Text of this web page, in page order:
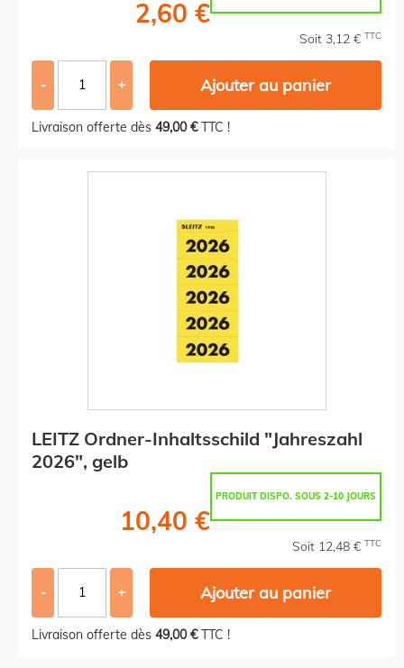
2,60 €
Soit 3,12 € TTC
- + Ajouter au panier
Livraison offerte dès 49,00 €TTC !
LEITZ Ordner-Inhaltsschild "Jahreszahl
2026", gelb
PRODUIT DISPO. SOUS 2-10 JOURS
10,40 €
Soit 12,48 € TTC
- + Ajouter au panier
Livraison offerte dès 49,00 €TTC !